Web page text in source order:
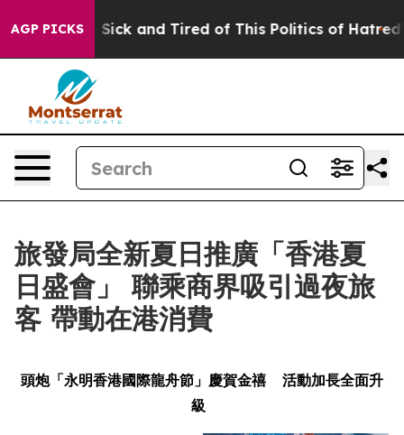
AGP PICKS
Are Sick and Tired of This Politics of Hatred” The
旅發局全新夏日推廣「香港夏
日盛會」 聯乘商界吸引過夜旅
客 帶動在港消費
頭炮「永明香港國際龍舟節」慶賀金禧
活動加長全面升
級